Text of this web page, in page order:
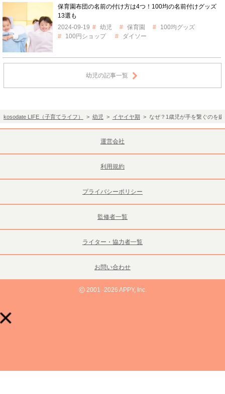
保育園布団の名前の付け方は4つ！100均の名前付けグッズ
13選も
2024-09-19
幼児 保育園
100均グッズ
100円ショップ
ダイソー
幼児の記事一覧
kosodate LIFE（子育てライフ） > 幼児 > イヤイヤ期 > なぜ？1歳児が手を繋ぐのを
運営会社
利用規約
プライバシーポリシー
監修者一覧
ライター・協力者一覧
お問い合わせ
©2001 -2026 APPY, Inc.